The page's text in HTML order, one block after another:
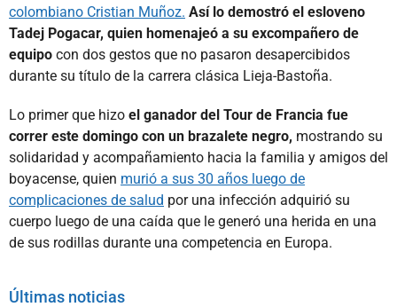
colombiano Cristian Muñoz. Así lo demostró el esloveno
Tadej Pogacar, quien homenajeó a su excompañero de
equipo con dos gestos que no pasaron desapercibidos
durante su título de la carrera clásica Lieja-Bastoña.
Lo primer que hizo el ganador del Tour de Francia fue
correr este domingo con un brazalete negro, mostrando su
solidaridad y acompañamiento hacia la familia y amigos del
boyacense, quien murió a sus 30 años luego de
complicaciones de salud por una infección adquirió su
cuerpo luego de una caída que le generó una herida en una
de sus rodillas durante una competencia en Europa.
Últimas noticias